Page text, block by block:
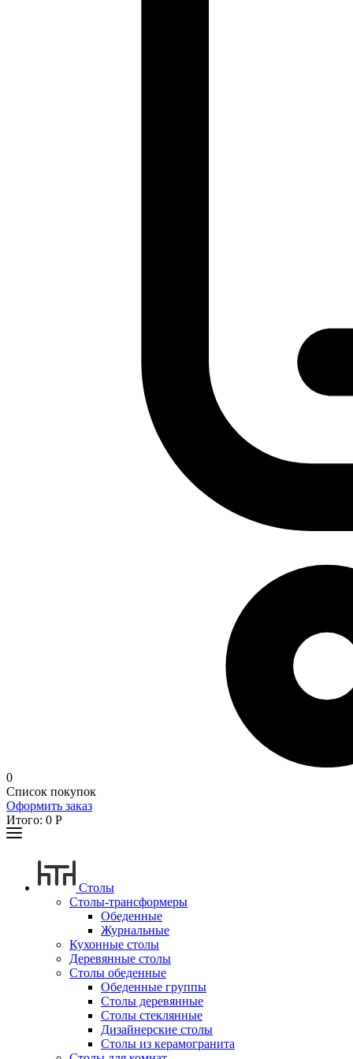
0
Список покупок
Оформить заказ
Итого: 0 Р
Столы
Столы-трансформеры
Обеденные
Журнальные
Кухонные столы
Деревянные столы
Столы обеденные
Обеденные группы
Столы деревянные
Столы стеклянные
Дизайнерские столы
Столы из керамогранита